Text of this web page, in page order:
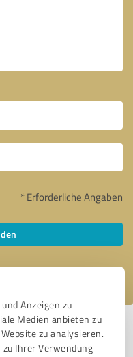
Anzeigen zu
Medien anbieten zu
zu analysieren.
Ihrer Verwendung
* Erforderliche Angaben
zu.
24.07.2026